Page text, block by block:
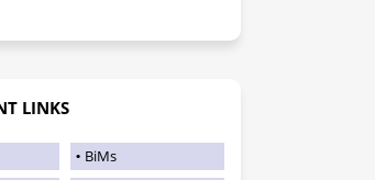
LINKS
BiMs